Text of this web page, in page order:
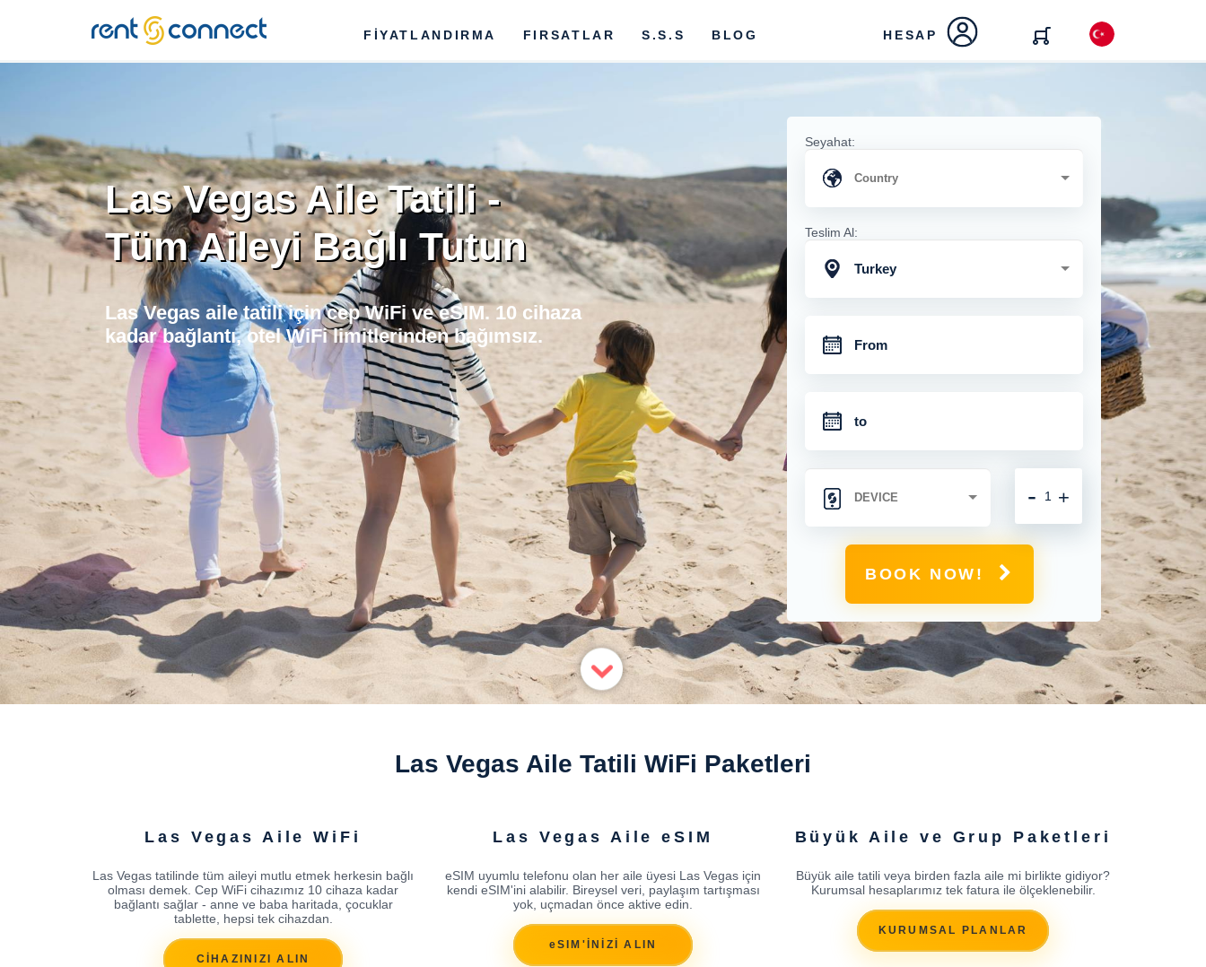
RENT'N
CONNECT
FİYATLANDIRMA FIRSATLAR S.S.S BLOG HESAP
Las Vegas Aile Tatili -
Tüm Aileyi Bağlı Tutun
Las Vegas aile tatili için cep WiFi ve eSIM. 10 cihaza
kadar bağlantı, otel WiFi limitlerinden bağımsız.
Seyahat:
Teslim Al:
Turkey
+
-
BOOK NOW!
Las Vegas Aile Tatili WiFi Paketleri
Las Vegas Aile WiFi
Las Vegas tatilinde tüm aileyi mutlu etmek herkesin bağlı
olması demek. Cep WiFi cihazımız 10 cihaza kadar
bağlantı sağlar - anne ve baba haritada, çocuklar
tablette, hepsi tek cihazdan.
CİHAZINIZI ALIN
Las Vegas Aile eSIM
eSIM uyumlu telefonu olan her aile üyesi Las Vegas için
kendi eSIM'ini alabilir. Bireysel veri, paylaşım tartışması
yok, uçmadan önce aktive edin.
eSIM'İNİZİ ALIN
Büyük Aile ve Grup Paketleri
Büyük aile tatili veya birden fazla aile mi birlikte gidiyor?
Kurumsal hesaplarımız tek fatura ile ölçeklenebilir.
KURUMSAL PLANLAR